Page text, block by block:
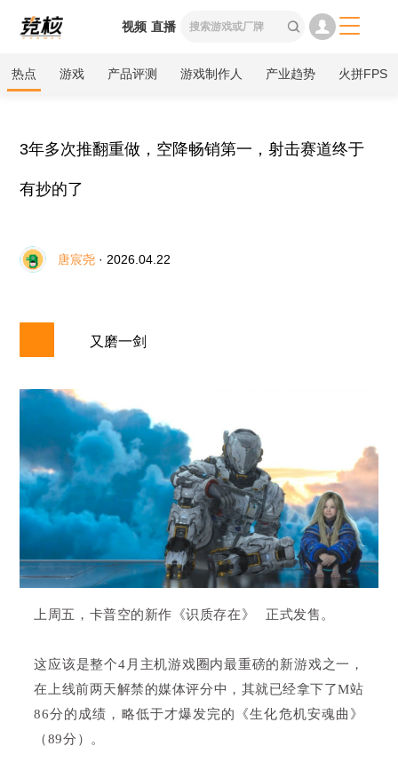
视频 直播  
热点 游戏 产品评测 游戏制作人 产业趋势 火拼FPS
3年多次推翻重做，空降畅销第一，射击赛道终于
有抄的了
唐宸尧 · 2026.04.22
又磨一剑
上周五，卡普空的新作 《识质存在》 正式发售。
这应该是整个4月主机游戏圈内最重磅的新游戏之一，
在上线前两天解禁的媒体评分中，其就已经拿下了M站
86分的成绩，略低于才爆发完的《生化危机安魂曲》
（89分）。